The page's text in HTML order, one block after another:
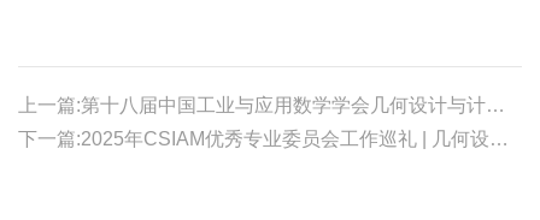
上一篇:第十八届中国工业与应用数学学会几何设计与计算大会在呼和浩特成功举办
下一篇:2025年CSIAM优秀专业委员会工作巡礼 | 几何设计与计算专业委员会